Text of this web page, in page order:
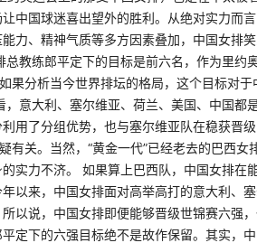
中国球迷喜出望外的胜利。从绝对实力而
力、精神气质等多方因素叠加，中国女排
教练郎平定下的目标是前六名，作为里约
果分析当今世界排坛的格局，这个目标对
意大利、塞尔维亚、荷兰、美国、中国都
用了分组优势，也与塞尔维亚队在稳获晋
有关。当然，“黄金一代”已经老去的巴西女
实力不济。 如果算上巴西队，中国女排在
以来，中国女排面对高举高打的意大利、
以说，中国女排即便能够晋级世锦赛六强
定下的六强目标绝不是故作保留。其实，